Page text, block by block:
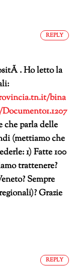
. Ho letto la
bina
che parla delle
(mettiamo che
1) Fatte 100
trattenere?
Sempre
Grazie
REPLY
REPLY